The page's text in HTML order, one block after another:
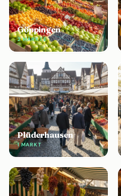
Göppingen
2 MÄRKTE
Plüderhausen
1 MARKT